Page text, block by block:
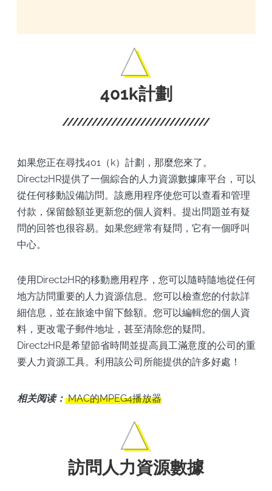
401k計劃
如果您正在尋找401（k）計劃，那麼您來了。
Direct2HR提供了一個綜合的人力資源數據庫平台，可以
從任何移動設備訪問。該應用程序使您可以查看和管理
付款，保留餘額並更新您的個人資料。提出問題並有疑
問的回答也很容易。如果您經常有疑問，它有一個呼叫
中心。
使用Direct2HR的移動應用程序，您可以隨時隨地從任何
地方訪問重要的人力資源信息。您可以檢查您的付款詳
細信息，並在旅途中留下餘額。您可以編輯您的個人資
料，更改電子郵件地址，甚至清除您的疑問。
Direct2HR是希望節省時間並提高員工滿意度的公司的重
要人力資源工具。利用該公司所能提供的許多好處！
相关阅读： MAC的MPEG4播放器
訪問人力資源數據